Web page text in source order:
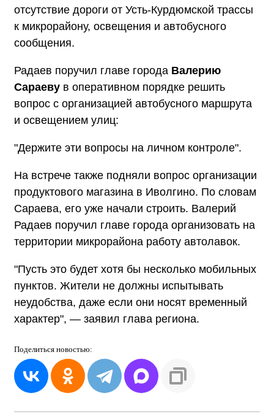
отсутствие дороги от Усть-Курдюмской трассы
к микрорайону, освещения и автобусного
сообщения.
Радаев поручил главе города Валерию
Сараеву в оперативном порядке решить
вопрос с организацией автобусного маршрута
и освещением улиц:
"Держите эти вопросы на личном контроле".
На встрече также подняли вопрос организации
продуктового магазина в Иволгино. По словам
Сараева, его уже начали строить. Валерий
Радаев поручил главе города организовать на
территории микрорайона работу автолавок.
"Пусть это будет хотя бы несколько мобильных
пунктов. Жители не должны испытывать
неудобства, даже если они носят временный
характер", — заявил глава региона.
Поделиться новостью: